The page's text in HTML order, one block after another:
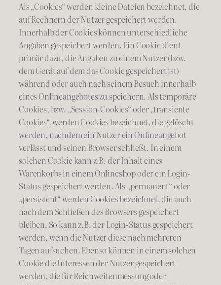
Als „Cookies“ werden kleine Dateien bezeichnet, die
auf Rechnern der Nutzer gespeichert werden.
Innerhalb der Cookies können unterschiedliche
Angaben gespeichert werden. Ein Cookie dient
primär dazu, die Angaben zu einem Nutzer (bzw.
dem Gerät auf dem das Cookie gespeichert ist)
während oder auch nach seinem Besuch innerhalb
eines Onlineangebotes zu speichern. Als temporäre
Cookies, bzw. „Session-Cookies“ oder „transiente
Cookies“, werden Cookies bezeichnet, die gelöscht
werden, nachdem ein Nutzer ein Onlineangebot
verlässt und seinen Browser schließt. In einem
solchen Cookie kann z.B. der Inhalt eines
Warenkorbs in einem Onlineshop oder ein Login-
Status gespeichert werden. Als „permanent“ oder
„persistent“ werden Cookies bezeichnet, die auch
nach dem Schließen des Browsers gespeichert
bleiben. So kann z.B. der Login-Status gespeichert
werden, wenn die Nutzer diese nach mehreren
Tagen aufsuchen. Ebenso können in einem solchen
Cookie die Interessen der Nutzer gespeichert
werden, die für Reichweitenmessung oder